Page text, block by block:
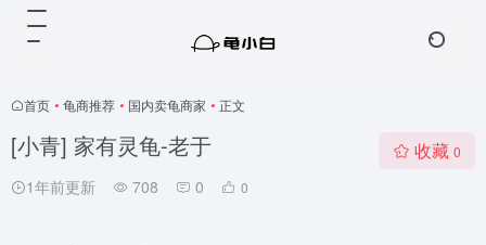
首页 • 龟商推荐 • 国内卖龟商家 • 正文
[小青] 家有灵龟-老于
1年前更新 708 0 0
收藏 0